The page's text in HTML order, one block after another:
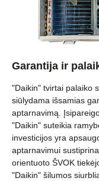
Garantija ir
"Daikin" tvirtai palaiko
siūlydama išsamias
aptarnavimą.
"Daikin" suteikia
investicijos yra
aptarnavimui
orientuoto ŠVOK
"Daikin" šilumos